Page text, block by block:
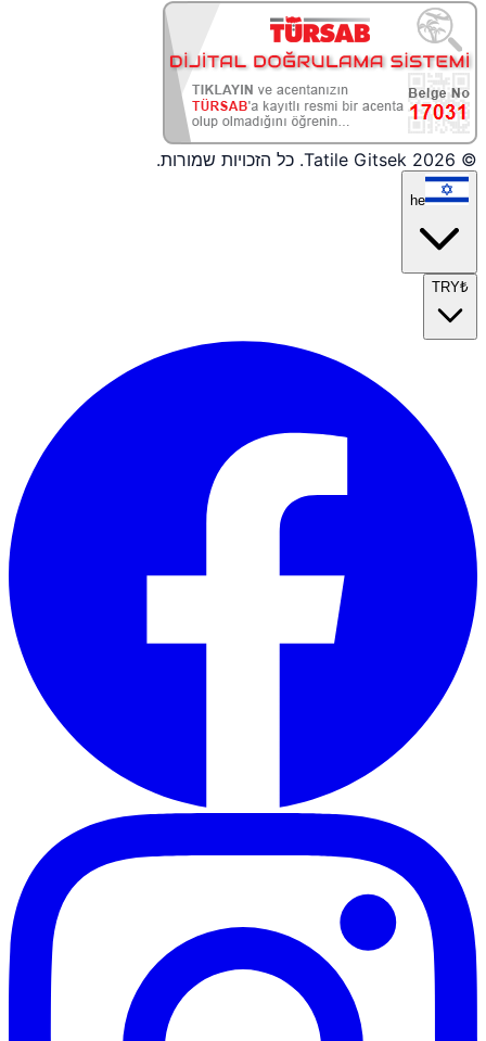
© 2026 Tatile Gitsek. כל הזכויות שמורות.
he
₺
TRY